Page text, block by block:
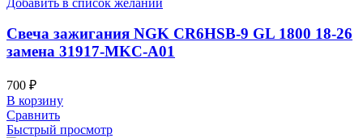
Свеча зажигания NGK CR6HSB-9 GL 1800 18-26
замена 31917-MKC-A01
700 ₽
В корзину
Сравнить
Быстрый просмотр